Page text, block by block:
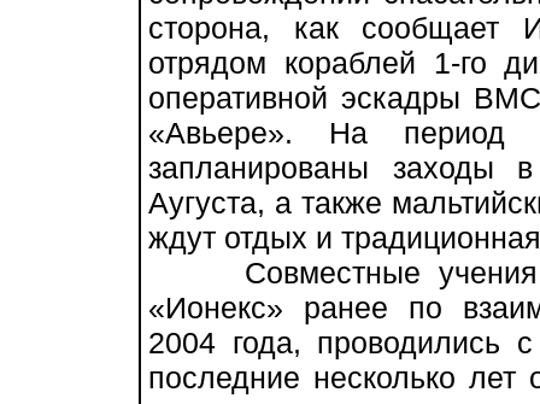
сторона, как сообщает
отрядом кораблей 1-го
оперативной эскадры
«Авьере». На период
запланированы заходы
Аугуста, а также
ждут отдых и
Совместные учения в
«Ионекс» ранее по
2004 года, проводились
последние несколько